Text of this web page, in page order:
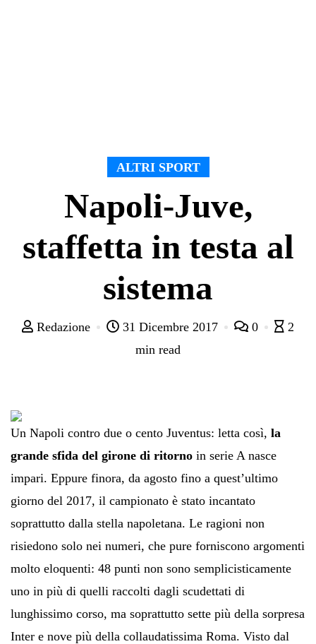
ALTRI SPORT
Napoli-Juve,
staffetta in testa al
sistema
Redazione 31 Dicembre 2017 0
2
min read
Un Napoli contro due o cento Juventus: letta così, la
grande sfida del girone di ritorno in serie A nasce
impari. Eppure finora, da agosto fino a quest’ultimo
giorno del 2017, il campionato è stato incantato
soprattutto dalla stella napoletana. Le ragioni non
risiedono solo nei numeri, che pure forniscono argomenti
molto eloquenti: 48 punti non sono semplicisticamente
uno in più di quelli raccolti dagli scudettati di
lunghissimo corso, ma soprattutto sette più della sorpresa
Inter e nove più della collaudatissima Roma. Visto dal